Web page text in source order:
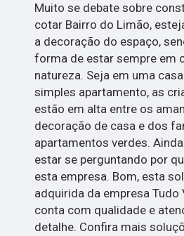
Muito se debate sobre
cotar Bairro do Limão,
a decoração do espaço,
forma de estar sempre em
natureza. Seja em uma
simples apartamento, as
estão em alta entre os
decoração de casa e dos
apartamentos verdes.
estar se perguntando por
esta empresa. Bom, esta
adquirida da empresa Tudo
conta com qualidade e
detalhe. Confira mais